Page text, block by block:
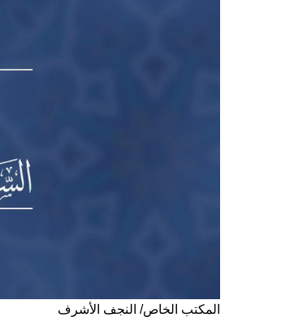
المكتب الخاص/ النجف الأشرف